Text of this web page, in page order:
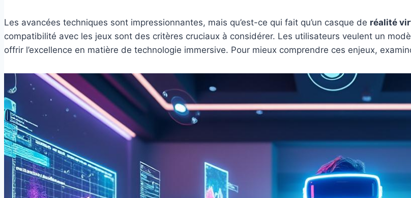
Les avancées techniques sont impressionnantes, mais qu’est-ce qui fait qu’un casque de réalité
compatibilité avec les jeux sont des critères cruciaux à considérer. Les utilisateurs veulent un
offrir l’excellence en matière de technologie immersive. Pour mieux comprendre ces enjeux,